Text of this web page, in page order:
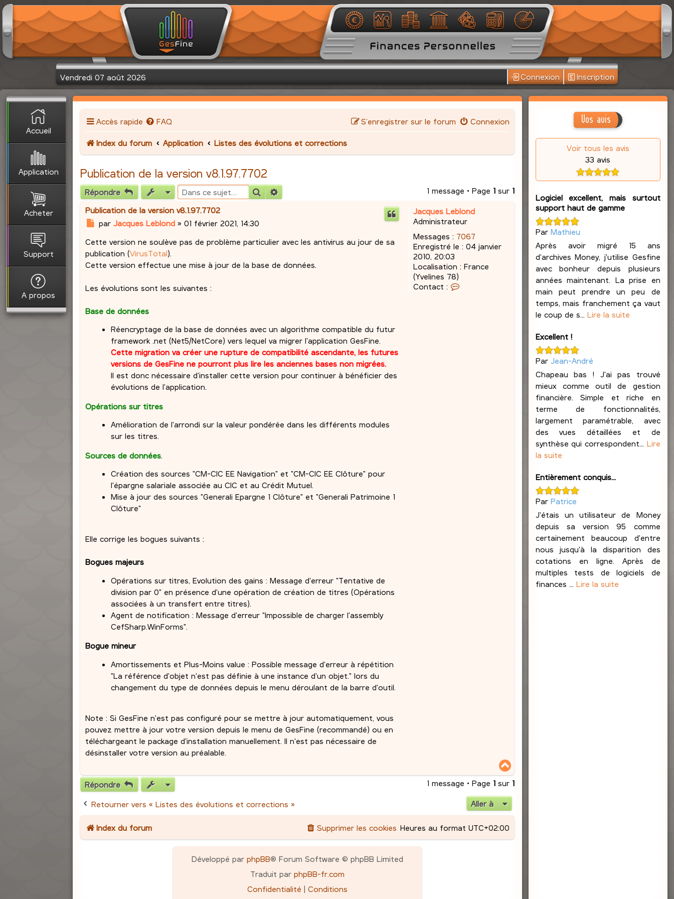
Vendredi 07 août 2026 Connexion Inscription
Accueil
Application
Acheter
Support
A propos
Accès rapide FAQ Connexion
S’enregistrer sur le forum
Index du forum Application Listes des évolutions et corrections
Publication de la version v8.1.97.7702
Répondre Rechercher 1 message • Page 1sur 1
Jacques Leblond
Administrateur
Messages : 7067
Enregistré le : 04 janvier
2010, 20:03
Localisation : France
(Yvelines 78)
Contact :
Publication de la version v8.1.97.7702
M
s
s
a
par Jacques Leblond » 01 février 2021, 14:30
Cette version ne soulève pas de problème particulier avec les antivirus au jour de sa
publication (VirusTotal).
Cette version effectue une mise à jour de la base de données.
Les évolutions sont les suivantes :
Base de données
Réencryptage de la base de données avec un algorithme compatible du futur
framework .net (Net5/NetCore) vers lequel va migrer l'application GesFine.
Cette migration va créer une rupture de compatibilité ascendante, les futures
versions de GesFine ne pourront plus lire les anciennes bases non migrées.
Il est donc nécessaire d'installer cette version pour continuer à bénéficier des
évolutions de l'application.
Opérations sur titres
Amélioration de l'arrondi sur la valeur pondérée dans les différents modules
sur les titres.
Sources de données
Création des sources "CM-CIC EE Navigation" et "CM-CIC EE Clôture" pour
l'épargne salariale associée au CIC et au Crédit Mutuel.
Mise à jour des sources "Generali Epargne 1 Clôture" et "Generali Patrimoine 1
Clôture"
Elle corrige les bogues suivants :
Bogues majeurs
Opérations sur titres, Evolution des gains : Message d'erreur "Tentative de
division par 0" en présence d'une opération de création de titres (Opérations
associées à un transfert entre titres).
Agent de notification : Message d'erreur "Impossible de charger l'assembly
CefSharp.WinForms".
Bogue mineur
Amortissements et Plus-Moins value : Possible message d'erreur à répétition
"La référence d'objet n'est pas définie à une instance d'un objet." lors du
changement du type de données depuis le menu déroulant de la barre d'outil.
Note : Si GesFine n'est pas configuré pour se mettre à jour automatiquement, vous
pouvez mettre à jour votre version depuis le menu de GesFine (recommandé) ou en
téléchargeant le package d'installation manuellement. Il n'est pas nécessaire de
désinstaller votre version au préalable.
t
Répondre 1 message • Page 1sur 1
Retourner vers « Listes des évolutions et corrections » Aller à
Index du forum Heures au format UTC+02:00
Supprimer les cookies
Développé par phpBB® Forum Software © phpBB Limited
Traduit par phpBB-fr.com
Confidentialité | Conditions
Vos avis
Voir tous les avis
33 avis
Logiciel excellent, mais surtout
support haut de gamme
Par Mathieu
Après avoir migré 15 ans
d'archives Money, j'utilise Gesfine
avec bonheur depuis plusieurs
années maintenant. La prise en
main peut prendre un peu de
temps, mais franchement ça vaut
le coup de s... Lire la suite
Excellent !
Par Jean-André
Chapeau bas ! J'ai pas trouvé
mieux comme outil de gestion
financière. Simple et riche en
terme de fonctionnalités,
largement paramétrable, avec
des vues détaillées et de
synthèse qui correspondent... Lire
la suite
Entièrement conquis...
Par Patrice
J'étais un utilisateur de Money
depuis sa version 95 comme
certainement beaucoup d'entre
nous jusqu'à la disparition des
cotations en ligne. Après de
multiples tests de logiciels de
finances ... Lire la suite